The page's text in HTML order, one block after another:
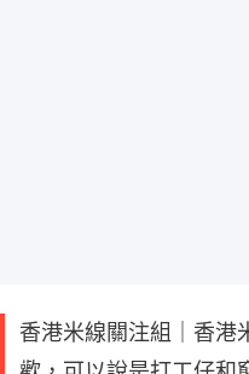
香港米線關注組｜香港